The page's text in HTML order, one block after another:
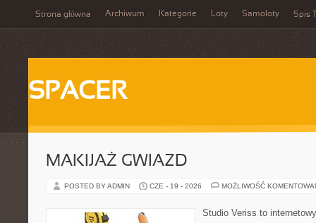
Strona główna Archiwum Kategorie Loty Samoloty Spis
SPACER
MAKIJAŻ GWIAZD
POSTED BY ADMIN CZE - 19 - 2026 MOŻLIWOŚĆ
Studio Veriss to